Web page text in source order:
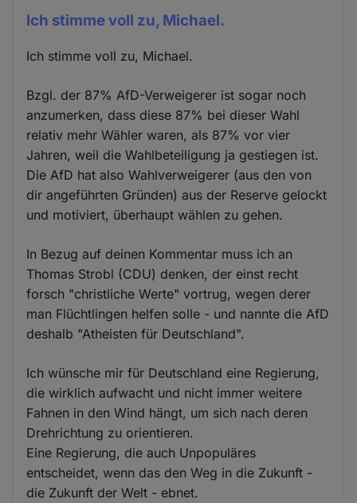
Ich stimme voll zu, Michael.
Ich stimme voll zu, Michael.
Bzgl. der 87% AfD-Verweigerer ist sogar noch
anzumerken, dass diese 87% bei dieser Wahl
relativ mehr Wähler waren, als 87% vor vier
Jahren, weil die Wahlbeteiligung ja gestiegen ist.
Die AfD hat also Wahlverweigerer (aus den von
dir angeführten Gründen) aus der Reserve gelockt
und motiviert, überhaupt wählen zu gehen.
In Bezug auf deinen Kommentar muss ich an
Thomas Strobl (CDU) denken, der einst recht
forsch "christliche Werte" vortrug, wegen derer
man Flüchtlingen helfen solle - und nannte die AfD
deshalb "Atheisten für Deutschland".
Ich wünsche mir für Deutschland eine Regierung,
die wirklich aufwacht und nicht immer weitere
Fahnen in den Wind hängt, um sich nach deren
Drehrichtung zu orientieren.
Eine Regierung, die auch Unpopuläres
entscheidet, wenn das den Weg in die Zukunft -
die Zukunft der Welt - ebnet.